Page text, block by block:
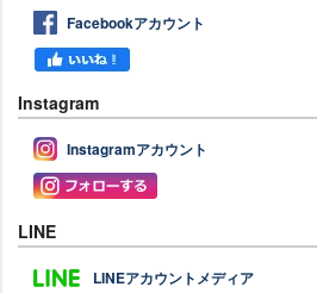
Facebookアカウント
Instagram
Instagramアカウント
LINE
LINEアカウントメディア